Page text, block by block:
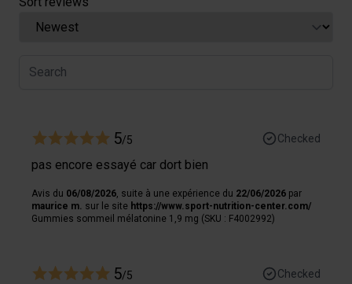
5/5 Checked
pas encore essayé car dort bien
Avis du 06/08/2026 , suite à une expérience du 22/06/2026 par
maurice m. sur le site https://www.sport-nutrition-center.com/
Gummies sommeil mélatonine 1,9 mg (SKU : F4002992)
5/5 Checked